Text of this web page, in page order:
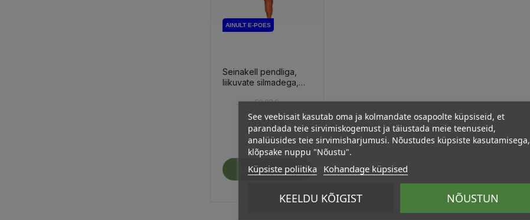
AINULT E-POES
Seinakell pendliga,
liikuvate silmadega,
Tavahind
50,67 €
Hind
20,27 €
Lisa Ostukorvi
See veebisait kasutab oma ja kolmandate osapoolte küpsiseid, et
parandada teie sirvimiskogemust ja täiustada meie teenuseid,
analüüsides teie sirvimisharjumusi. Nõustudes küpsiste kasutamisega,
klõpsake nuppu "Nõustu".
Küpsiste poliitika Kohandage küpsised
KEELDU KÕIGIST NÕUSTUN